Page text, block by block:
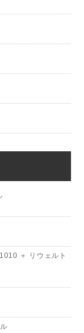
＋ リウェルト